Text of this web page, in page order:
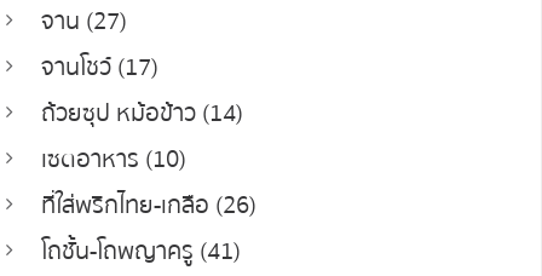
จาน (27)
จานโชว์ (17)
ถ้วยซุป หม้อข้าว (14)
เซตอาหาร (10)
ที่ใส่พริกไทย-เกลือ (26)
โถชั้น-โถพญาครู (41)